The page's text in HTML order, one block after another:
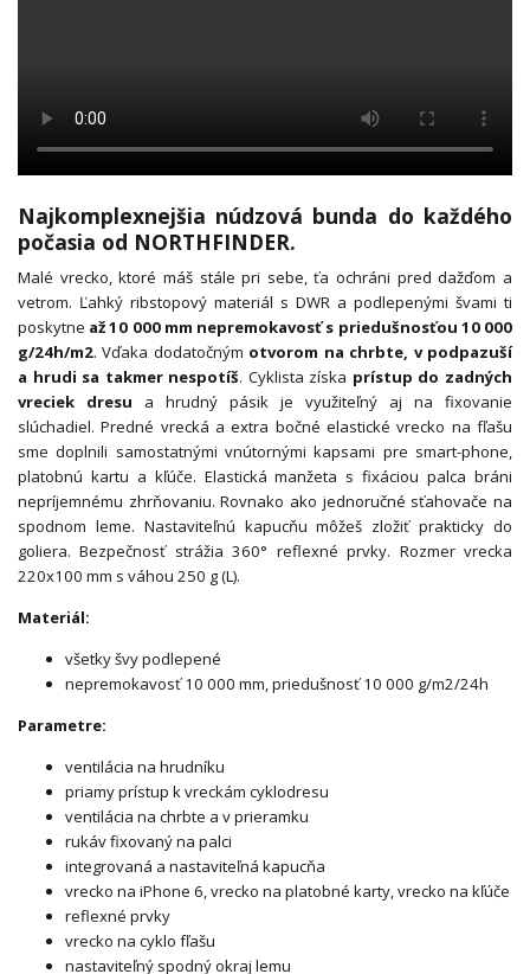
Najkomplexnejšia núdzová bunda do každého
počasia od NORTHFINDER.
Malé vrecko, ktoré máš stále pri sebe, ťa ochráni pred dažďom a
vetrom. Ľahký ribstopový materiál s DWR a podlepenými švami ti
poskytne až 10 000 mm nepremokavosť s priedušnosťou 10 000
g/24h/m2. Vďaka dodatočným otvorom na chrbte, v podpazuší
a hrudi sa takmer nespotíš. Cyklista získa prístup do zadných
vreciek dresu a hrudný pásik je využiteľný aj na fixovanie
slúchadiel. Predné vrecká a extra bočné elastické vrecko na fľašu
sme doplnili samostatnými vnútornými kapsami pre smart-phone,
platobnú kartu a kľúče. Elastická manžeta s fixáciou palca bráni
nepríjemnému zhrňovaniu. Rovnako ako jednoručné sťahovače na
spodnom leme. Nastaviteľnú kapucňu môžeš zložiť prakticky do
goliera. Bezpečnosť strážia 360° reflexné prvky. Rozmer vrecka
220x100 mm s váhou 250 g (L).
Materiál:
všetky švy podlepené
nepremokavosť 10 000 mm, priedušnosť 10 000 g/m2/24h
Parametre:
ventilácia na hrudníku
priamy prístup k vreckám cyklodresu
ventilácia na chrbte a v prieramku
rukáv fixovaný na palci
integrovaná a nastaviteľná kapucňa
vrecko na iPhone 6, vrecko na platobné karty, vrecko na kľúče
reflexné prvky
vrecko na cyklo fľašu
nastaviteľný spodný okraj lemu